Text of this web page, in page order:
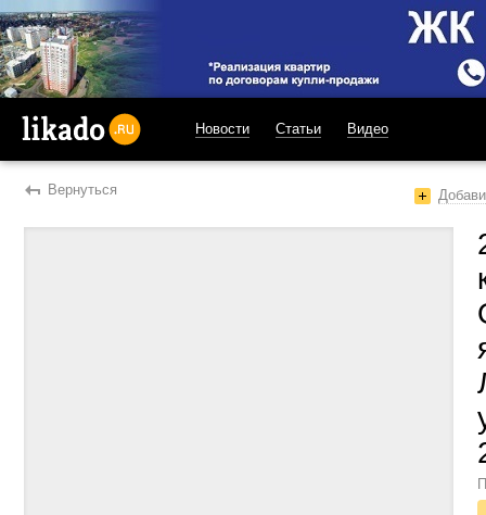
Новости Статьи Видео
Вернуться